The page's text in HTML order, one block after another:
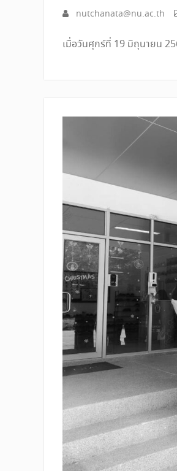
nutchanata@nu.ac.th
เมื่อวันศุกร์ที่ 19 มิถุนายน